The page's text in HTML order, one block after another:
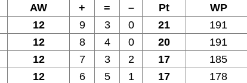
AW
+ = – Pt WP
12 9 3 0 21 191
12 8 4 0 20 191
12 7 3 2 17 185
12 6 5 1 17 178